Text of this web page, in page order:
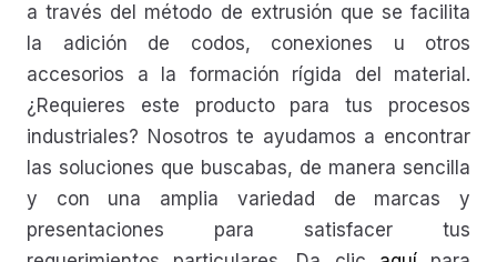
a través del método de extrusión que se facilita
la adición de codos, conexiones u otros
accesorios a la formación rígida del material.
¿Requieres este producto para tus procesos
industriales? Nosotros te ayudamos a encontrar
las soluciones que buscabas, de manera sencilla
y con una amplia variedad de marcas y
presentaciones para satisfacer tus